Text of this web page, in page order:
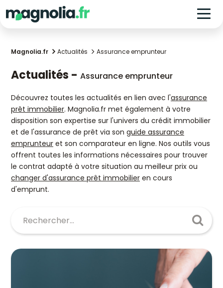
Magnolia.fr Actualités Assurance emprunteur
Actualités - Assurance emprunteur
Découvrez toutes les actualités en lien avec l'assurance
prêt immobilier. Magnolia.fr met également à votre
disposition son expertise sur l'univers du crédit immobilier
et de l'assurance de prêt via son guide assurance
emprunteur et son comparateur en ligne. Nos outils vous
offrent toutes les informations nécessaires pour trouver
le contrat adapté à votre situation au meilleur prix ou
changer d'assurance prêt immobilier en cours
d'emprunt.